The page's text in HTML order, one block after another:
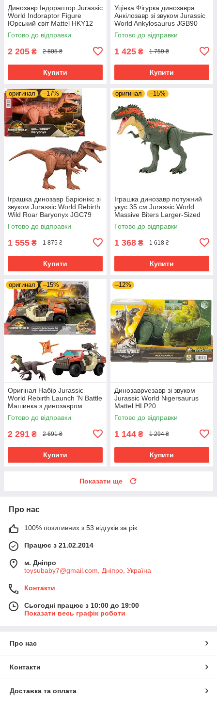
Динозавр Індораптор Jurassic
World Indoraptor Figure
Юрський світ Mattel HKY12
Готово до відправки
2 205 ₴ 2 805 ₴
Купити
Уцінка Фігурка динозавра
Анкілозавр зі звуком Jurassic
World Ankylosaurus JGB90
Готово до відправки
1 425 ₴ 1 759 ₴
Купити
оригинал –17%
Іграшка динозавр Баріонікс зі
звуком Jurassic World Rebirth
Wild Roar Baryonyx JGC79
Готово до відправки
1 555 ₴ 1 875 ₴
Купити
оригинал –15%
Іграшка динозавр потужний
укус 35 см Jurassic World
Massive Biters Larger-Sized
Dinosaur Юрський світ
Готово до відправки
1 368 ₴ 1 618 ₴
Купити
оригинал –15%
Оригінал Набір Jurassic
World Rebirth Launch 'N Battle
Машинка з динозавром
Готово до відправки
2 291 ₴ 2 691 ₴
Купити
–12%
Динозаврveзавр зі звуком
Jurassic World Nigersaurus
Mattel HLP20
Готово до відправки
1 144 ₴ 1 294 ₴
Купити
Показати ще
Про нас
100% позитивних з 53 відгуків за рік
Працює з 21.02.2014
м. Дніпро
toysubaby7@gmail.com, Дніпро, Україна
Контакти
Сьогодні працює з 10:00 до 19:00
Показати весь графік роботи
Про нас
Контакти
Доставка та оплата